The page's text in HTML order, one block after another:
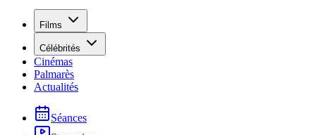
Films
Célébrités
Cinémas
Palmarès
Actualités
Séances